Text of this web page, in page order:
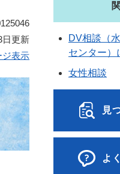
日更新
ジ表示
DV相談（
センター）
女性相談
見
よ